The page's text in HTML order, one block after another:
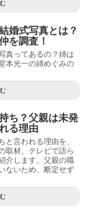
婚式写真とは？
を調査！
真ってあるの？姉は
本光一の姉めぐみの
ち？父親は未発
る理由
と言われる理由を、
取材、テレビで語ら
介します。父親の職
ないため、断定せず